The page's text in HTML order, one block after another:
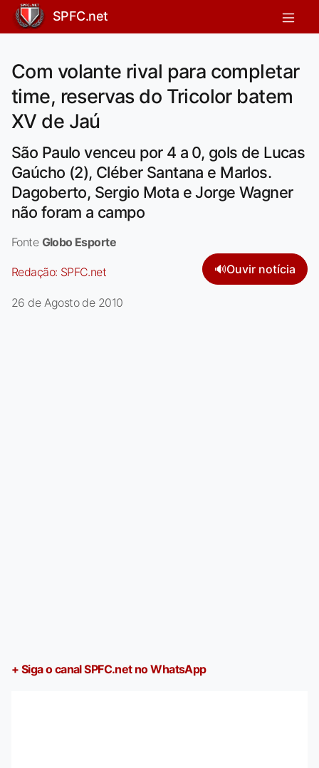
SPFC.net
Com volante rival para completar
time, reservas do Tricolor batem
XV de Jaú
São Paulo venceu por 4 a 0, gols de Lucas
Gaúcho (2), Cléber Santana e Marlos.
Dagoberto, Sergio Mota e Jorge Wagner
não foram a campo
Fonte Globo Esporte
Redação: SPFC.net 🔊Ouvir notícia
26 de Agosto de 2010
+ Siga o canal SPFC.net no WhatsApp